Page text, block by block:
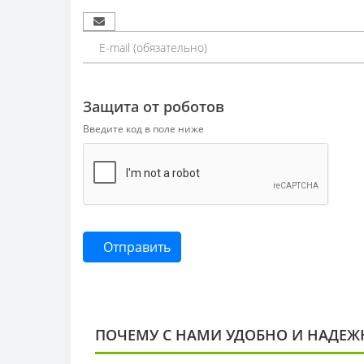
Защита от роботов
Введите код в поле ниже
Отправить
ПОЧЕМУ С НАМИ УДОБНО И